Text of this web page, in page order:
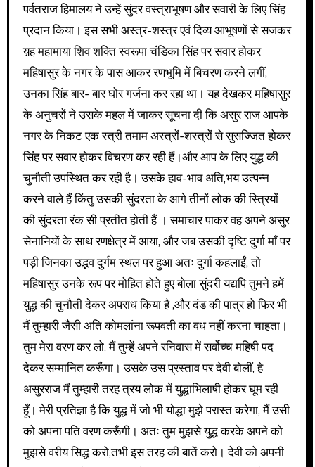
पर्वतराज हिमालय ने उन्हें सुंदर वस्त्राभूषण और सवारी के लिए सिंह
प्रदान किया। इस सभी अस्त्र-शस्त्र एवं दिव्य आभूषणों से सजकर
य़ह महामाया शिव शक्ति स्वरूपा चंंडिका सिंह पर सवार होकर
महिषासुर के नगर के पास आकर रणभूमि में बिचरण करने लगीं,
उनका सिंह बार- बार घोर गर्जना कर रहा था। यह देखकर महिषासुर
के अनुचरों ने उसके महल में जाकर सूचना दी कि असुर राज आपके
नगर के निकट एक स्त्री तमाम अस्त्रों-शस्त्रों से सुसज्जित होकर
सिंह पर सवार होकर विचरण कर रही हैं।और आप के लिए युद्ध की
चुनौती उपस्थित कर रही है। उसके हाव-भाव अति,भय उत्पन्न
करने वाले हैं किंतु उसकी सुंदरता के आगे तीनों लोक की स्त्रियों
की सुंदरता रंक सी प्रतीत होती हैं । समाचार पाकर वह अपने असुर
सेनानियों के साथ रणक्षेत्र में आया, और जब उसकी दृष्टि दुर्गा माँ पर
पड़ी जिनका उद्भव दुर्गम स्थल पर हुआ अतः दुर्गा कहलाईं, तो
महिषासुर उनके रूप पर मोहित होते हुए बोला सुंदरी यद्यपि तुमने हमें
युद्ध की चुनौती देकर अपराध किया है ,और दंड की पात्र हो फिर भी
मैं तुम्हारी जैसी अति कोमलांना रूपवती का वध नहीं करना चाहता।
तुम मेरा वरण कर लो, मैं तुम्हें अपने रनिवास में सर्वोच्च महिषी पद
देकर सम्मानित करूँगा। उसके उस प्रस्ताव पर देवी बोलीं, हे
असुरराज मैं तुम्हारी तरह त्रय लोक में युद्धाभिलाषी होकर घूम रही
हूँ। मेरी प्रतिज्ञा है कि युद्ध में जो भी योद्धा मुझे परास्त करेगा, मैं उसी
को अपना पति वरण करूँगी। अतः तुम मुझसे युद्ध करके अपने को
मुझसे वरीय सिद्ध करो,तभी इस तरह की बातें करो। देवी को अपनी